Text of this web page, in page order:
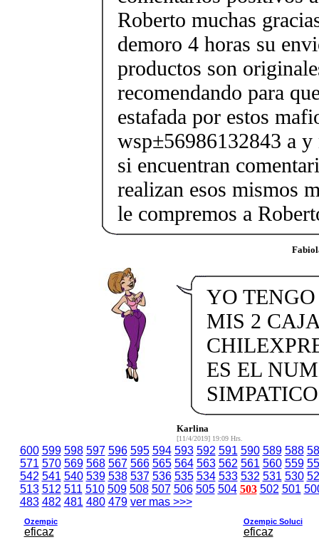
Roberto muchas
demoro 4 horas su
productos son
recomendando para
estafada por estos
wsp±56986132843 a y
si encuentran
realizan esos mismos
le compremos a
YO
MIS 2
ES EL
Karlina
[11/4/2019] 19:09 Hrs.
600 599 598 597 596 595 594 593 592 591 590 589 588
571 570 569 568 567 566 565 564 563 562 561 560 559
542 541 540 539 538 537 536 535 534 533 532 531 530
513 512 511 510 509 508 507 506 505 504 503 502 501
483 482 481 480 479 ver mas >>>
Ozempic
eficaz
Ozempic Soluci
eficaz